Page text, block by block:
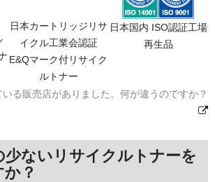
日本カートリッジリサ
イクル工業会認証
E&Qマーク付リサイク
ルトナー
日本国内 ISO認証工場
再生品
る販売店がありました。何が違うのですか？
少ないリサイクルトナーを
？